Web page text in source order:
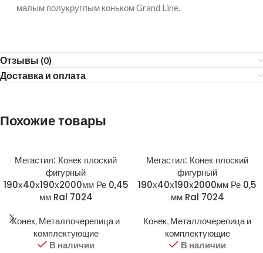
малым полукруглым коньком Grand Line.
Отзывы (0)
Доставка и оплата
Похожие товары
Мегастил: Конек плоский
фигурный
190х40х190х2000мм Ре 0,45
мм Ral 7024
Конек, Металлочерепица и
комплектующие
В наличии
Мегастил: Конек плоский
фигурный
190х40х190х2000мм Ре 0,5
мм Ral 7024
Конек, Металлочерепица и
комплектующие
В наличии